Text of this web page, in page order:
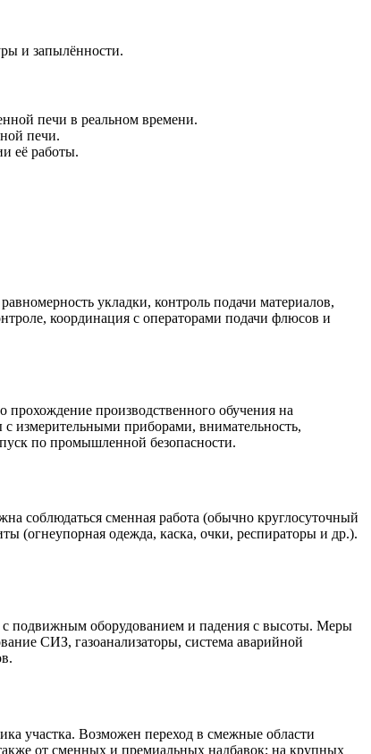
и запылённости.
печи в реальном времени.
печи.
её работы.
укладки, контроль подачи материалов,
координация с операторами подачи флюсов и
прохождение производственного обучения на
измерительными приборами, внимательность,
по промышленной безопасности.
соблюдаться сменная работа (обычно круглосуточный
(огнеупорная одежда, каска, очки, респираторы и др.).
с подвижным оборудованием и падения с высоты. Меры
СИЗ, газоанализаторы, система аварийной
участка. Возможен переход в смежные области
от сменных и премиальных надбавок; на крупных